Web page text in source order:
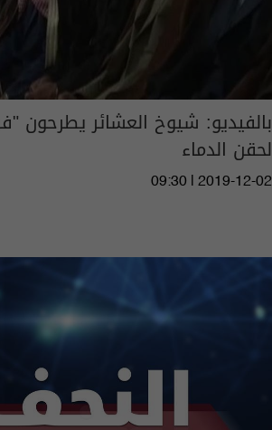
بالفيديو: شيوخ العشائر يطرحون
لحقن الدماء
09:30 | 2019-12-02